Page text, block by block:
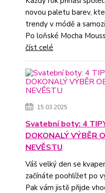
novou paletu barev,
trendy v módě a
Po loňské Mocha
číst celé
15.03.2025
Svatební boty: 4
DOKONALÝ VÝBĚR
NEVĚSTU
Váš velký den se
začínáte poohlížet po
Pak vám jistě přijde